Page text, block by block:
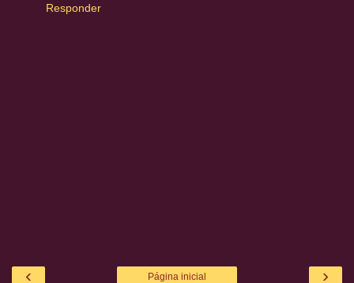
Responder
‹ ›
Página inicial